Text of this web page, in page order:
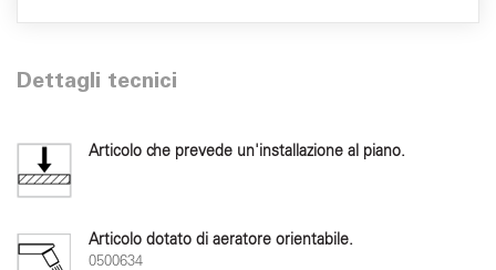
Dettagli tecnici
Articolo che prevede un'installazione al piano.
Articolo dotato di aeratore orientabile.
0500634